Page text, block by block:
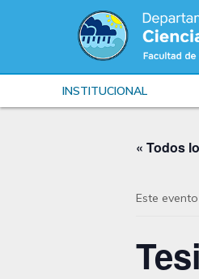
INSTITUCIONAL
« Todos
Este